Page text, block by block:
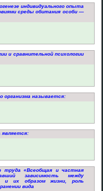
индивидуального опыта
среды обитания особи —
и сравнительной психологии
организма называется:
является:
труда «Всеобщая и частная
зависимость между
и их образом жизни, роль
вида